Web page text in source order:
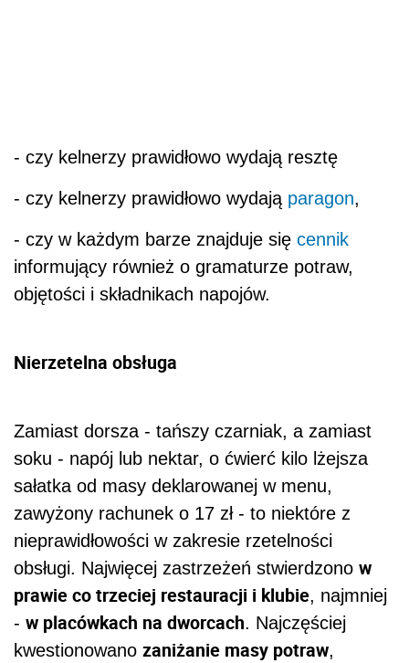
- czy kelnerzy prawidłowo wydają resztę
- czy kelnerzy prawidłowo wydają paragon,
- czy w każdym barze znajduje się cennik
informujący również o gramaturze potraw,
objętości i składnikach napojów.
Nierzetelna obsługa
Zamiast dorsza - tańszy czarniak, a zamiast
soku - napój lub nektar, o ćwierć kilo lżejsza
sałatka od masy deklarowanej w menu,
zawyżony rachunek o 17 zł - to niektóre z
nieprawidłowości w zakresie rzetelności
obsługi. Najwięcej zastrzeżeń stwierdzono w
prawie co trzeciej restauracji i klubie, najmniej
- w placówkach na dworcach. Najczęściej
kwestionowano zaniżanie masy potraw,